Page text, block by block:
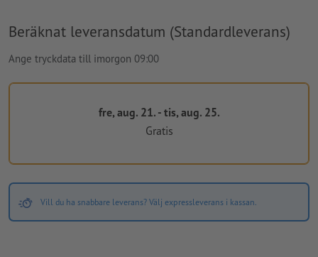
Beräknat leveransdatum (Standardleverans)
Ange tryckdata till imorgon 09:00
fre, aug. 21. - tis, aug. 25.
Gratis
Vill du ha snabbare leverans? Välj expressleverans i kassan.